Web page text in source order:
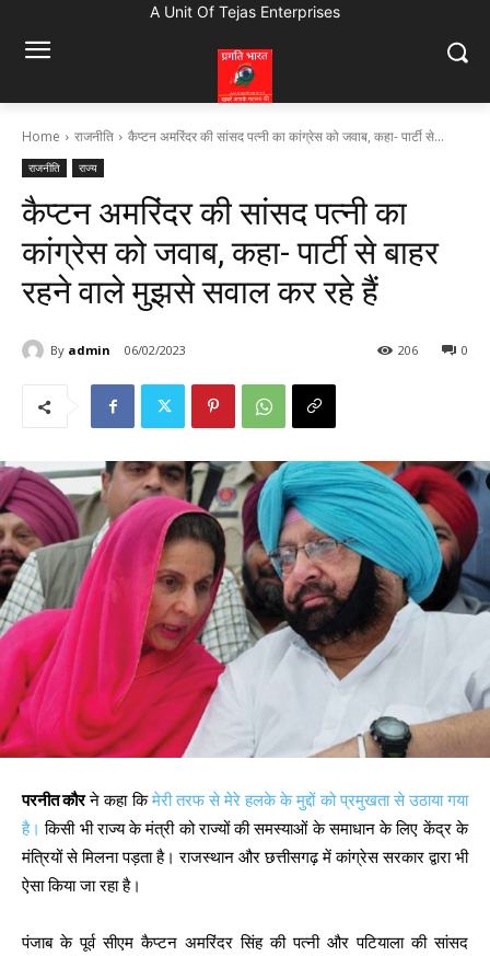
A Unit Of Tejas Enterprises
Home राजनीति कैप्टन अमरिंदर की सांसद पत्नी का कांग्रेस को जवाब, कहा- पार्टी से...
राजनीति राज्य
कैप्टन अमरिंदर की सांसद पत्नी का
कांग्रेस को जवाब, कहा- पार्टी से बाहर
रहने वाले मुझसे सवाल कर रहे हैं
By admin 06/02/2023 0
206
परनीत कौरने कहा किमेरी तरफ से मेरे हलके के मुद्दों को प्रमुखता से उठाया गया
है। किसी भी राज्य के मंत्री को राज्यों की समस्याओं के समाधान के लिए केंद्र के
मंत्रियों से मिलना पड़ता है। राजस्थान और छत्तीसगढ़ में कांग्रेस सरकार द्वारा भी
ऐसा किया जा रहा है।
पंजाब के पूर्व सीएम कैप्टन अमरिंदर सिंह की पत्नी और पटियाला की सांसद